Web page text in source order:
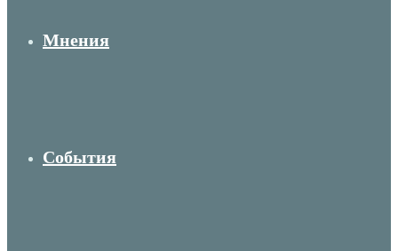
Мнения
События